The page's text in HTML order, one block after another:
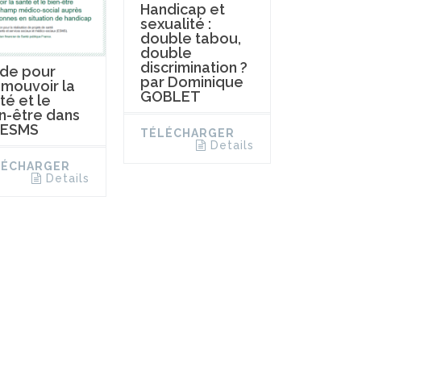
pour
la
et le
être dans
Details
Handicap et
sexualité :
double tabou,
double
discrimination ?
par Dominique
GOBLET
TÉLÉCHARGER
Details